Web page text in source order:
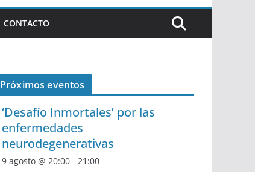
CONTACTO
Próximos eventos
‘Desafío Inmortales’ por las
enfermedades
neurodegenerativas
9 agosto @ 20:00 - 21:00